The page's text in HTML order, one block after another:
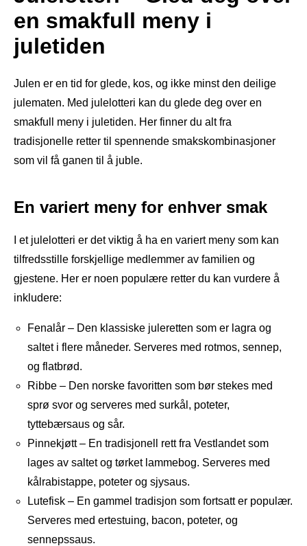
en smakfull meny i
juletiden
Julen er en tid for glede, kos, og ikke minst den deilige
julematen. Med julelotteri kan du glede deg over en
smakfull meny i juletiden. Her finner du alt fra
tradisjonelle retter til spennende smakskombinasjoner
som vil få ganen til å juble.
En variert meny for enhver smak
I et julelotteri er det viktig å ha en variert meny som kan
tilfredsstille forskjellige medlemmer av familien og
gjestene. Her er noen populære retter du kan vurdere å
inkludere:
Fenalår – Den klassiske juleretten som er lagra og
saltet i flere måneder. Serveres med rotmos, sennep,
og flatbrød.
Ribbe – Den norske favoritten som bør stekes med
sprø svor og serveres med surkål, poteter,
tyttebærsaus og sår.
Pinnekjøtt – En tradisjonell rett fra Vestlandet som
lages av saltet og tørket lammebog. Serveres med
kålrabistappe, poteter og sjysaus.
Lutefisk – En gammel tradisjon som fortsatt er populær.
Serveres med ertestuing, bacon, poteter, og
sennepssaus.